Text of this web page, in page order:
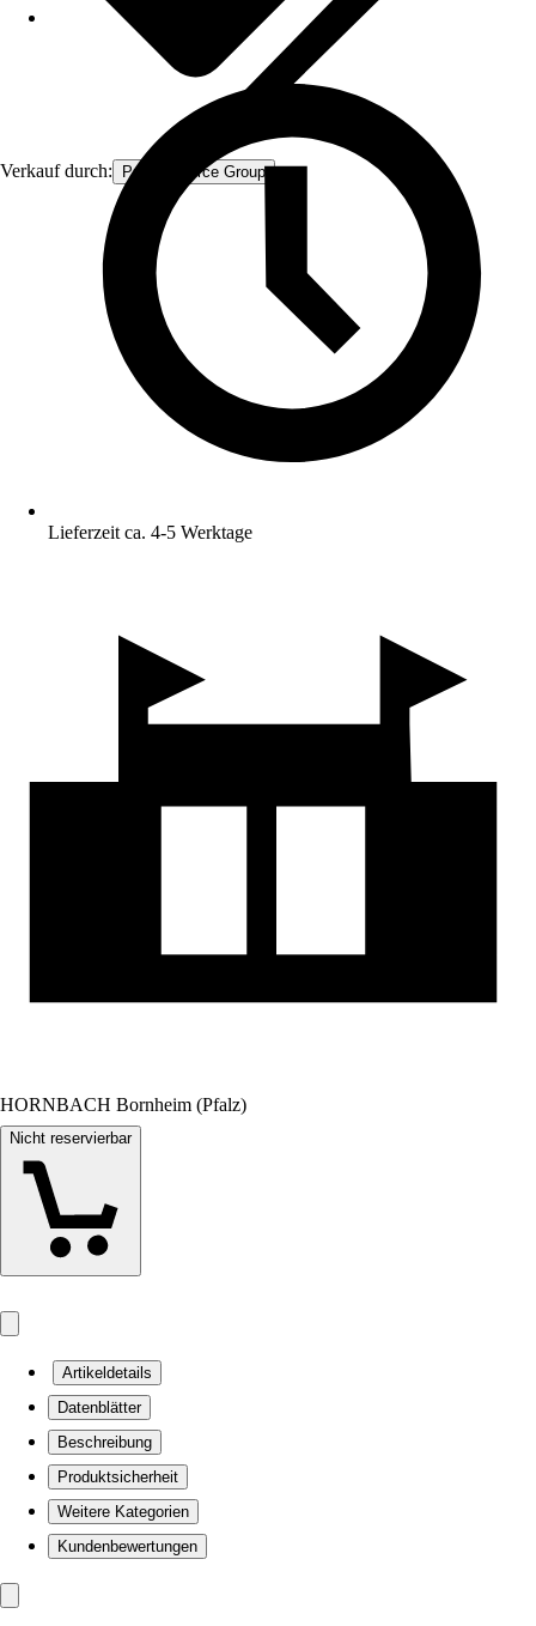
Verkauf durch: Procommerce Group
Lieferzeit ca. 4-5 Werktage
HORNBACH Bornheim (Pfalz)
Nicht reservierbar
Artikeldetails
Datenblätter
Beschreibung
Produktsicherheit
Weitere Kategorien
Kundenbewertungen